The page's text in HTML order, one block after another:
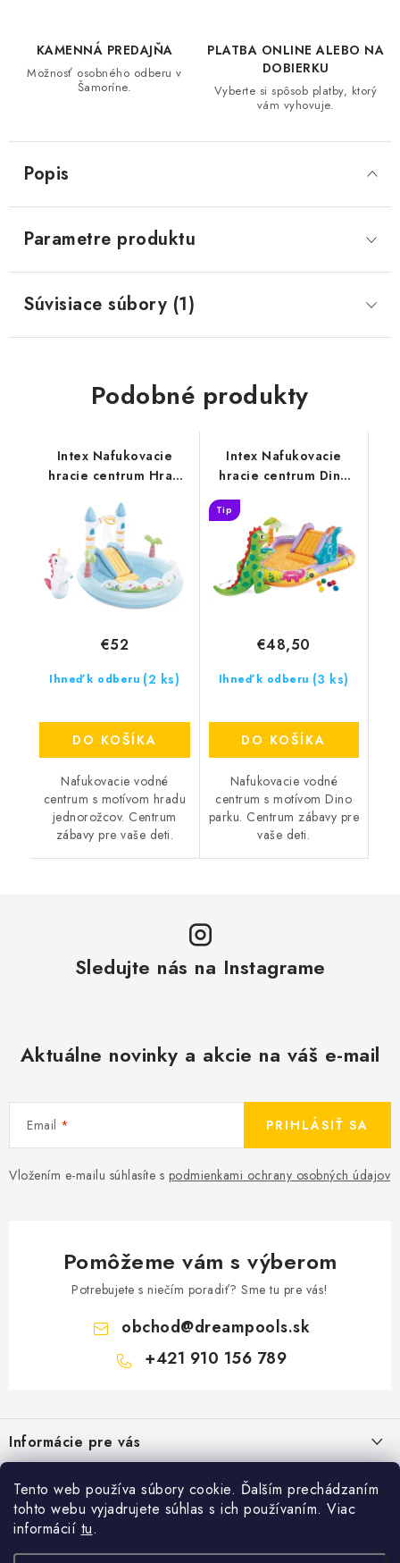
Tento web používa súbory cookie. Ďalším prechádzaním
tohto webu vyjadrujete súhlas s ich používaním. Viac
informácií tu.
KAMENNÁ PREDAJŇA
Možnosť osobného odberu v
Šamoríne.
PLATBA ONLINE ALEBO NA
DOBIERKU
Vyberte si spôsob platby, ktorý
vám vyhovuje.
Popis
Parametre produktu
Súvisiace súbory (1)
Podobné produkty
Intex Nafukovacie
hracie centrum Hrad
Ihneď k odberu (2 ks)
€52
DO KOŠÍKA
Nafukovacie vodné
centrum s motívom hradu
jednorožcov. Centrum
zábavy pre vaše deti.
Intex Nafukovacie
hracie centrum Dino
Tip
Ihneď k odberu (3 ks)
€48,50
DO KOŠÍKA
Nafukovacie vodné
centrum s motívom Dino
parku. Centrum zábavy pre
vaše deti.
Sledujte nás na Instagrame
Aktuálne novinky a akcie na váš e-mail
Email
Vložením e-mailu súhlasíte s podmienkami ochrany osobných údajov
PRIHLÁSIŤ SA
Pomôžeme vám s výberom
Potrebujete s niečím poradiť? Sme tu pre vás!
obchod@dreampools.sk
+421 910 156 789
p
ä
Informácie pre vás
Reklamačný poriadok
Facebook
Prihlásenie